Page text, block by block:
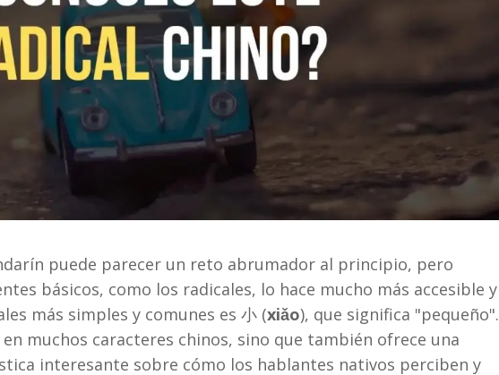
puede parecer un reto abrumador al principio, pero
básicos, como los radicales, lo hace mucho más accesible y
más simples y comunes es 小 (xiǎo), que significa "pequeño".
muchos caracteres chinos, sino que también ofrece una
interesante sobre cómo los hablantes nativos perciben y